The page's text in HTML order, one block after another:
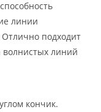
линии
подходит
волнистых линий
кончик.